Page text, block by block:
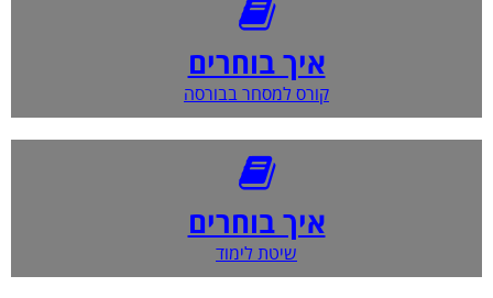
איך בוחרים
קורס למסחר בבורסה
איך בוחרים
שיטת לימוד